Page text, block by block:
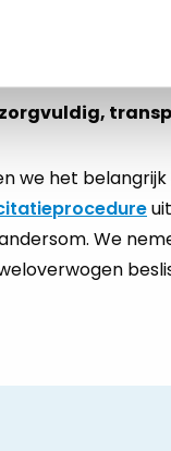
zorgvuldig,
we het
We